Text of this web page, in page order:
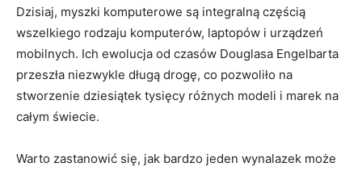
Dzisiaj, myszki komputerowe są integralną częścią
wszelkiego rodzaju komputerów, laptopów i urządzeń
mobilnych.‌ Ich ewolucja⁣ od czasów‍ Douglasa Engelbarta
przeszła ⁢niezwykle ‍długą ⁣drogę, co pozwoliło na‌
stworzenie dziesiątek tysięcy różnych modeli i marek na
całym ⁤świecie.
Warto zastanowić się, jak bardzo jeden wynalazek może